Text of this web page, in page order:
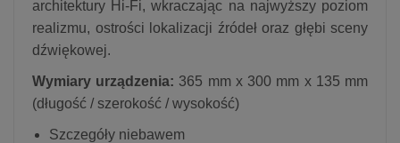
architektury Hi-Fi, wkraczając na najwyższy poziom
realizmu, ostrości lokalizacji źródeł oraz głębi sceny
dźwiękowej.
Wymiary urządzenia: 365 mm x 300 mm x 135 mm
(długość / szerokość / wysokość)
Szczegóły niebawem